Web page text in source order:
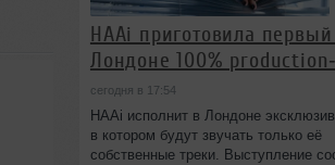
HAAi приготовила
Лондоне 100%
сегодня в 17:54
HAAi исполнит в Лондоне
в котором будут звучать только её
собственные треки. Выступление